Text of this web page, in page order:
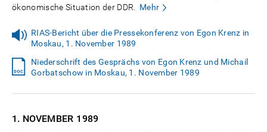
ökonomische Situation der DDR.
Mehr
RIAS-Bericht über die Pressekonferenz von Egon Krenz in
Moskau, 1. November 1989
Niederschrift des Gesprächs von Egon Krenz und Michail
Gorbatschow in Moskau, 1. November 1989
1. NOVEMBER 1989